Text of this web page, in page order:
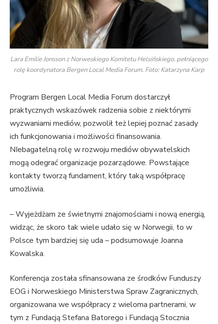
Lara Emilie Jonsson z Norweskiego Komitetu Helsińskiego, pełniącego
rolę koordynatora Bergen Local Media Forum. Foto: Katarzyna Karp
Program Bergen Local Media Forum dostarczył
praktycznych wskazówek radzenia sobie z niektórymi
wyzwaniami mediów, pozwolił też lepiej poznać zasady
ich funkcjonowania i możliwości finansowania.
NIebagatelną rolę w rozwoju mediów obywatelskich
mogą odegrać organizacje pozarządowe. Powstające
kontakty tworzą fundament, który taką współpracę
umożliwia.
– Wyjeżdżam ze świetnymi znajomościami i nową energią,
widząc, że skoro tak wiele udało się w Norwegii, to w
Polsce tym bardziej się uda – podsumowuje Joanna
Kowalska.
Konferencja została sfinansowana ze środków Funduszy
EOG i Norweskiego Ministerstwa Spraw Zagranicznych,
organizowana we współpracy z wieloma partnerami, w
tym z Fundacją Stefana Batorego i Fundacją Stocznia